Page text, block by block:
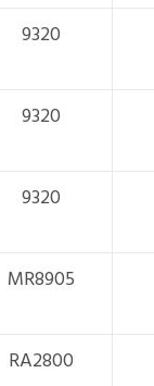
9320
9320
9320
MR8905
RA2800